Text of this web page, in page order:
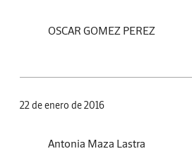
OSCAR GOMEZ PEREZ
22 de enero de 2016
Antonia Maza Lastra